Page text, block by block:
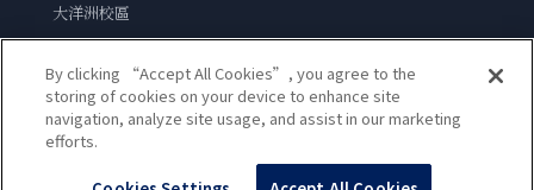
大洋洲校區
亞洲校區
By clicking “Accept All Cookies”, you agree to the
storing of cookies on your device to enhance site
navigation, analyze site usage, and assist in our marketing
efforts.